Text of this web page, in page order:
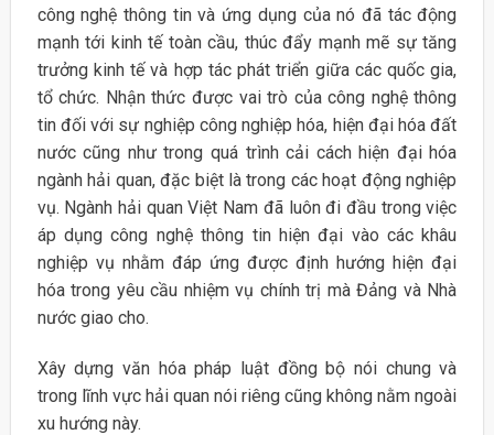
công nghệ thông tin và ứng dụng của nó đã tác động
mạnh tới kinh tế toàn cầu, thúc đẩy mạnh mẽ sự tăng
trưởng kinh tế và hợp tác phát triển giữa các quốc gia,
tổ chức. Nhận thức được vai trò của công nghệ thông
tin đối với sự nghiệp công nghiệp hóa, hiện đại hóa đất
nước cũng như trong quá trình cải cách hiện đại hóa
ngành hải quan, đặc biệt là trong các hoạt động nghiệp
vụ. Ngành hải quan Việt Nam đã luôn đi đầu trong việc
áp dụng công nghệ thông tin hiện đại vào các khâu
nghiệp vụ nhằm đáp ứng được định hướng hiện đại
hóa trong yêu cầu nhiệm vụ chính trị mà Đảng và Nhà
nước giao cho.
Xây dựng văn hóa pháp luật đồng bộ nói chung và
trong lĩnh vực hải quan nói riêng cũng không nằm ngoài
xu hướng này.